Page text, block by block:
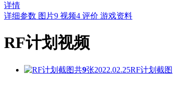
详情
详细参数 图片9 视频4 评价 游戏资料
RF计划视频
共9张2022.02.25RF计划截图